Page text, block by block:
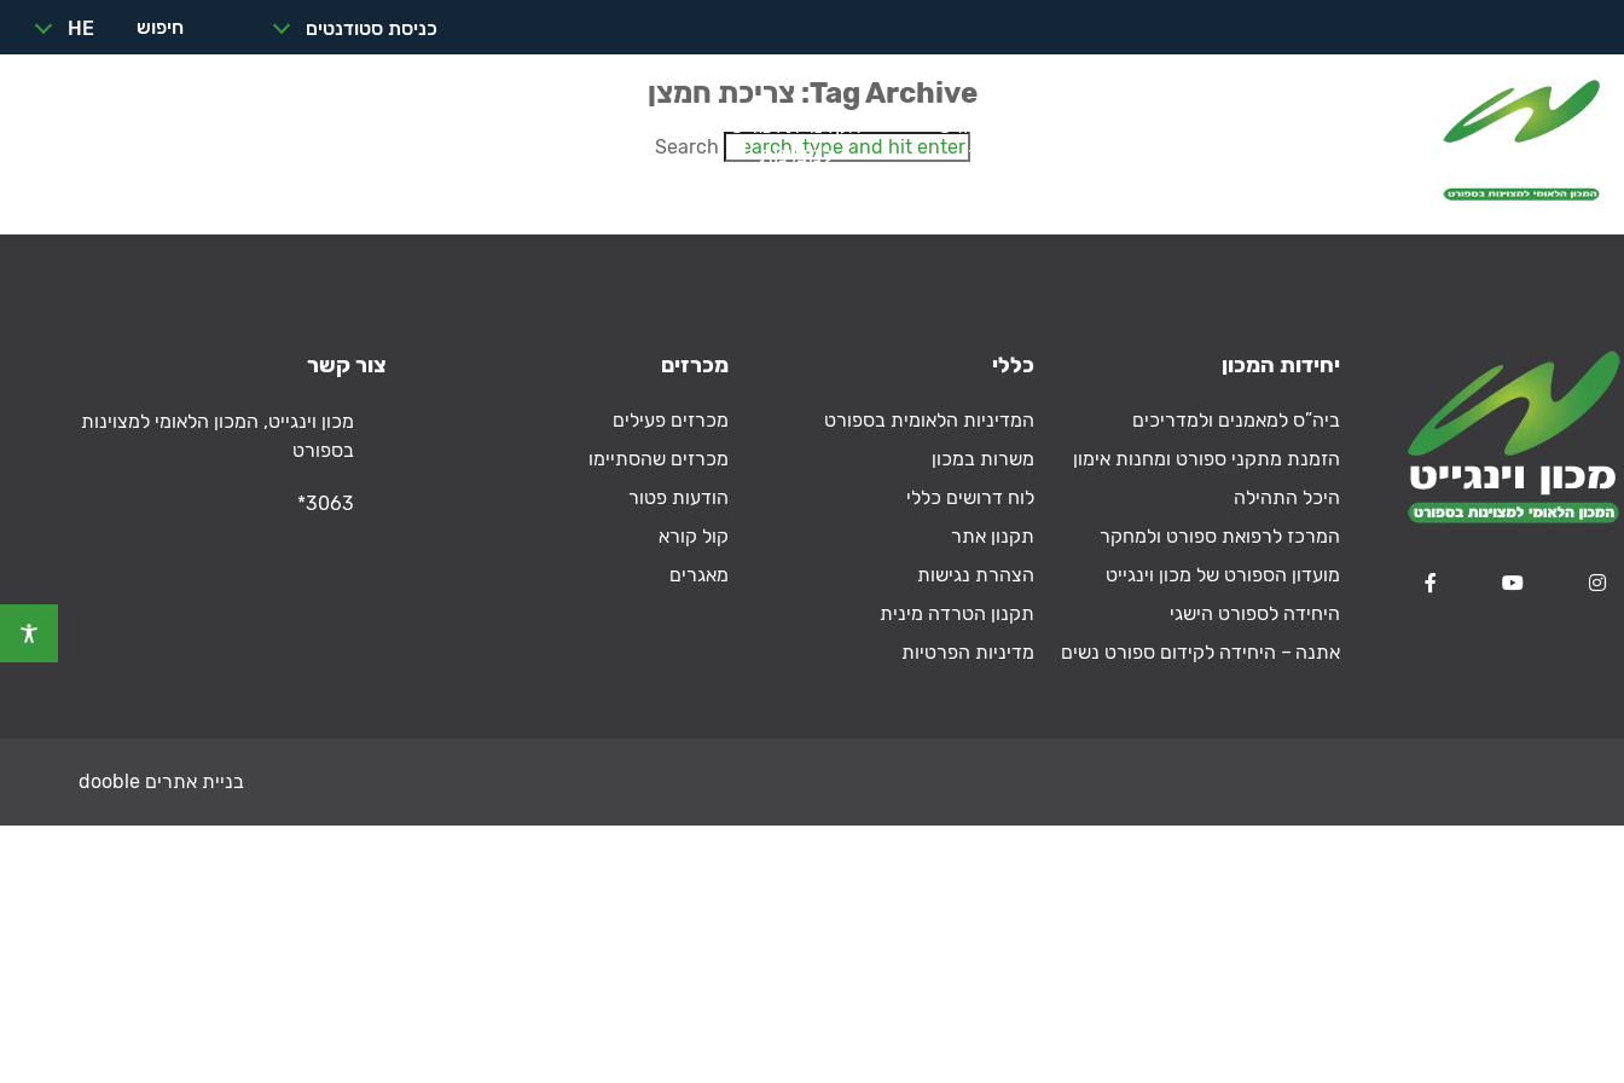
כניסת סטודנטים חיפוש HE
רפואת ספורט
ומחקר
אקדמיית וינגייט
למצוינות
Tag Archive: צריכת חמצן
Search
יחידות המכון
ביה”ס למאמנים ולמדריכים
הזמנת מתקני ספורט ומחנות אימון
היכל התהילה
המרכז לרפואת ספורט ולמחקר
מועדון הספורט של מכון וינגייט
היחידה לספורט הישגי
אתנה – היחידה לקידום ספורט נשים
כללי
המדיניות הלאומית בספורט
משרות במכון
לוח דרושים כללי
תקנון אתר
הצהרת נגישות
תקנון הטרדה מינית
מדיניות הפרטיות
מכרזים
מכרזים פעילים
מכרזים שהסתיימו
הודעות פטור
קול קורא
מאגרים
צור קשר
כתובת
מכון וינגייט, המכון הלאומי למצוינות
בספורט
*3063
בניית אתרים dooble